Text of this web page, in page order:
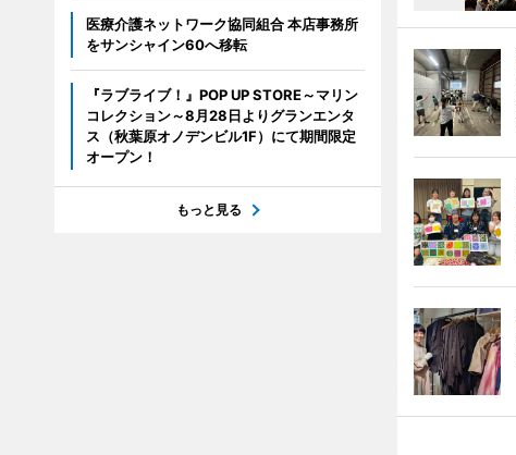
医療介護ネットワーク協同組合 本店事務所
をサンシャイン60へ移転
『ラブライブ！』POP UP STORE～マリン
コレクション～8月28日よりグランエンタ
ス（秋葉原オノデンビル1F）にて期間限定
オープン！
もっと見る